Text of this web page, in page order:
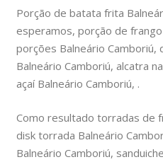
Porção de batata frita
esperamos, porção de
porções Balneário
Balneário Camboriú, alcatra
açaí Balneário Camboriú, .
Como resultado torradas de
disk torrada Balneário
Balneário Camboriú,